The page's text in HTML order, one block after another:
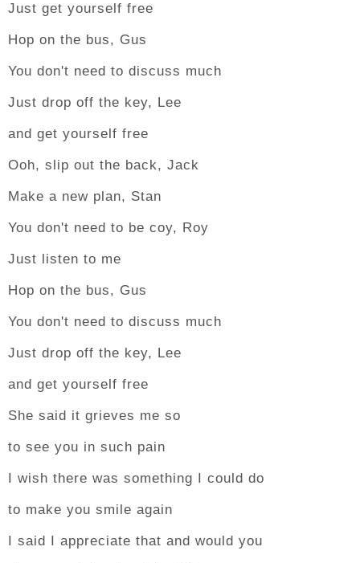
Just get yourself free
Hop on the bus, Gus
You don't need to discuss much
Just drop off the key, Lee
and get yourself free
Ooh, slip out the back, Jack
Make a new plan, Stan
You don't need to be coy, Roy
Just listen to me
Hop on the bus, Gus
You don't need to discuss much
Just drop off the key, Lee
and get yourself free
She said it grieves me so
to see you in such pain
I wish there was something I could do
to make you smile again
I said I appreciate that and would you